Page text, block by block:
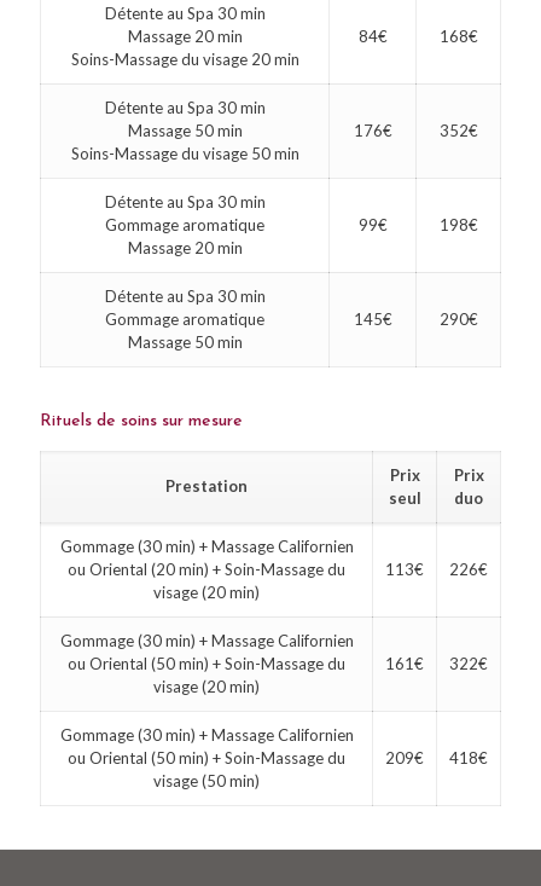
Détente au Spa 30 min
Massage 20 min
Soins-Massage du visage 20 min
84€ 168€
Détente au Spa 30 min
Massage 50 min
Soins-Massage du visage 50 min
176€ 352€
Détente au Spa 30 min
Gommage aromatique
Massage 20 min
99€ 198€
Détente au Spa 30 min
Gommage aromatique
Massage 50 min
145€ 290€
Rituels de soins sur mesure
Prestation
Prix
seul
Prix
duo
Gommage (30 min) + Massage Californien
ou Oriental (20 min) + Soin-Massage du
visage (20 min)
113€ 226€
Gommage (30 min) + Massage Californien
ou Oriental (50 min) + Soin-Massage du
visage (20 min)
161€ 322€
Gommage (30 min) + Massage Californien
ou Oriental (50 min) + Soin-Massage du
visage (50 min)
209€ 418€